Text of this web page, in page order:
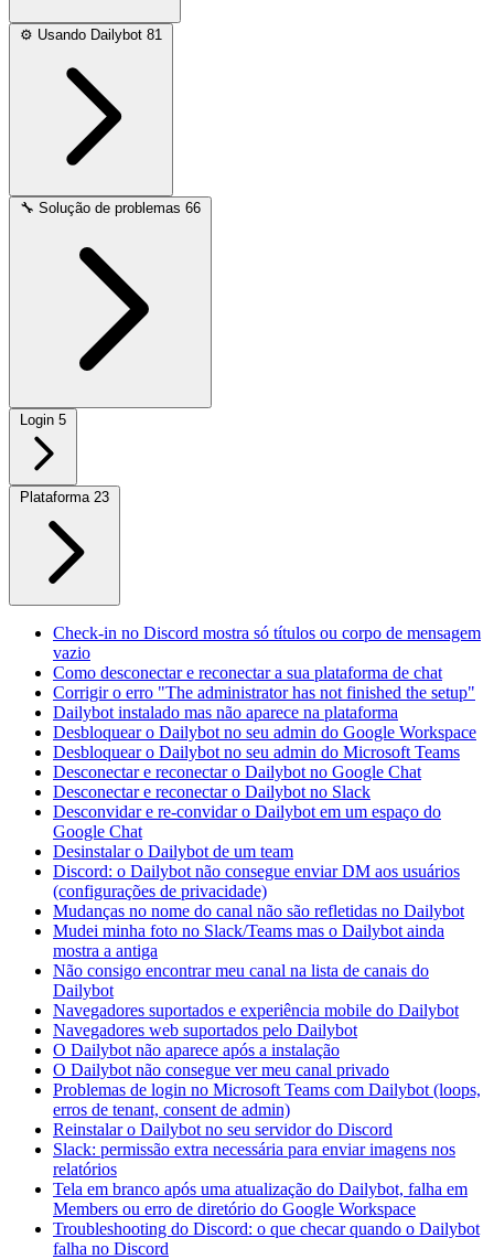
⚙️ Usando Dailybot 81
🔧 Solução de problemas 66
Login 5
Plataforma 23
Check-in no Discord mostra só títulos ou corpo de mensagem
vazio
Como desconectar e reconectar a sua plataforma de chat
Corrigir o erro "The administrator has not finished the setup"
Dailybot instalado mas não aparece na plataforma
Desbloquear o Dailybot no seu admin do Google Workspace
Desbloquear o Dailybot no seu admin do Microsoft Teams
Desconectar e reconectar o Dailybot no Google Chat
Desconectar e reconectar o Dailybot no Slack
Desconvidar e re-convidar o Dailybot em um espaço do
Google Chat
Desinstalar o Dailybot de um team
Discord: o Dailybot não consegue enviar DM aos usuários
(configurações de privacidade)
Mudanças no nome do canal não são refletidas no Dailybot
Mudei minha foto no Slack/Teams mas o Dailybot ainda
mostra a antiga
Não consigo encontrar meu canal na lista de canais do
Dailybot
Navegadores suportados e experiência mobile do Dailybot
Navegadores web suportados pelo Dailybot
O Dailybot não aparece após a instalação
O Dailybot não consegue ver meu canal privado
Problemas de login no Microsoft Teams com Dailybot (loops,
erros de tenant, consent de admin)
Reinstalar o Dailybot no seu servidor do Discord
Slack: permissão extra necessária para enviar imagens nos
relatórios
Tela em branco após uma atualização do Dailybot, falha em
Members ou erro de diretório do Google Workspace
Troubleshooting do Discord: o que checar quando o Dailybot
falha no Discord